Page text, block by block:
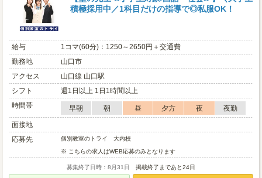
積極採用中／1科目だけの指導で◎私服OK！
給与
1コマ(60分)：1250～2650円＋交通費
勤務地
山口市
アクセス
山口線 山口駅
シフト
週1日以上 1日1時間以上
時間帯
早朝 朝 昼 夕方 夜
夜勤
面接地
応募先
個別教室のトライ 大内校
※ こちらの求人はWEB応募のみとなります
募集終了日時：8月31日 掲載終了まであと24日